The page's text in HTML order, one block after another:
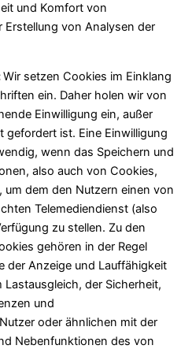
und Komfort von
von Analysen der
Wir setzen Cookies im Einklang
ein. Daher holen wir von
Einwilligung ein, außer
ist. Eine Einwilligung
wenn das Speichern und
also auch von Cookies,
dem den Nutzern einen von
Telemediendienst (also
zu stellen. Zu den
gehören in der Regel
der Anzeige und Lauffähigkeit
der Sicherheit,
und
oder ähnlichen mit der
Nebenfunktionen des von